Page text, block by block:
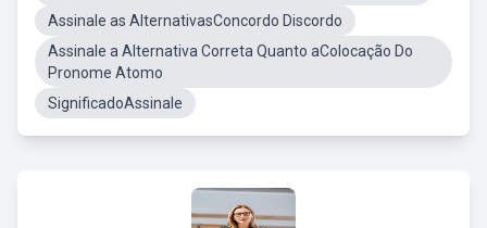
Assinale as AlternativasConcordo Discordo
Assinale a Alternativa Correta Quanto aColocação Do
Pronome Atomo
SignificadoAssinale